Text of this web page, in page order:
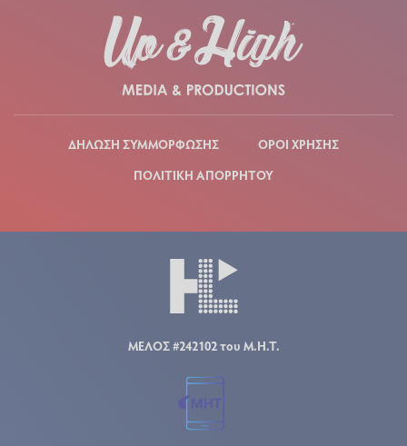
ΔΗΛΩΣΗ ΣΥΜΜΟΡΦΩΣΗΣ
ΟΡΟΙ ΧΡΗΣΗΣ
ΠΟΛΙΤΙΚΗ ΑΠΟΡΡΗΤΟΥ
ΜΕΛΟΣ #242102 του Μ.Η.Τ.